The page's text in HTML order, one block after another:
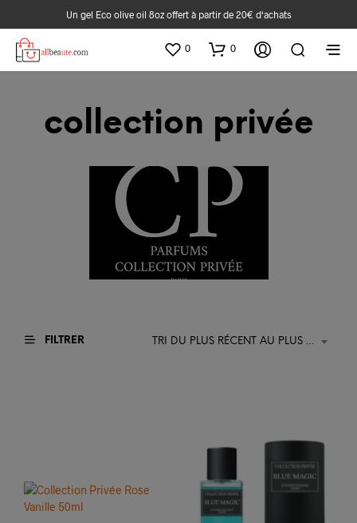
Un gel Eco olive oil 8oz offert à partir de 20€ d‘achats
0 0
collection privée
FILTRER TRI DU PLUS RÉCENT AU PLUS ANCIEN